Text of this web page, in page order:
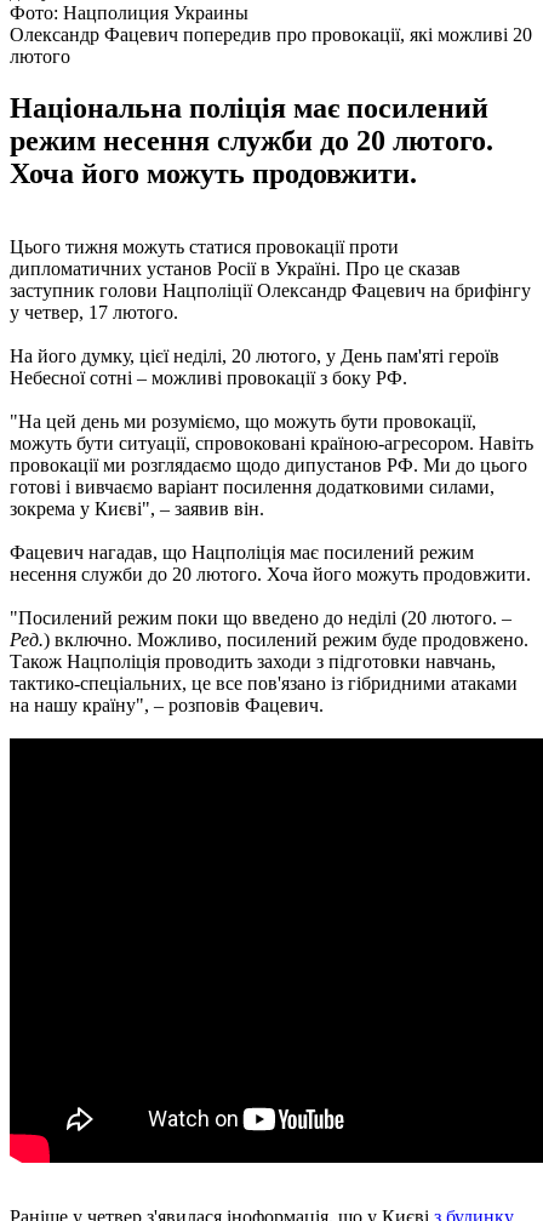
Фото: Нацполиция Украины
Олександр Фацевич попередив про провокації, які можливі 20
лютого
Національна поліція має посилений
режим несення служби до 20 лютого.
Хоча його можуть продовжити.
Цього тижня можуть статися провокації проти
дипломатичних установ Росії в Україні. Про це сказав
заступник голови Нацполіції Олександр Фацевич на брифінгу
у четвер, 17 лютого.
На його думку, цієї неділі, 20 лютого, у День пам'яті героїв
Небесної сотні – можливі провокації з боку РФ.
"На цей день ми розуміємо, що можуть бути провокації,
можуть бути ситуації, спровоковані країною-агресором. Навіть
провокації ми розглядаємо щодо дипустанов РФ. Ми до цього
готові і вивчаємо варіант посилення додатковими силами,
зокрема у Києві", – заявив він.
Фацевич нагадав, що Нацполіція має посилений режим
несення служби до 20 лютого. Хоча його можуть продовжити.
"Посилений режим поки що введено до неділі (20 лютого. –
Ред.) включно. Можливо, посилений режим буде продовжено.
Також Нацполіція проводить заходи з підготовки навчань,
тактико-спеціальних, це все пов'язано із гібридними атаками
на нашу країну", – розповів Фацевич.
Раніше у четвер з'явилася іноформація, що у Києві з будинку